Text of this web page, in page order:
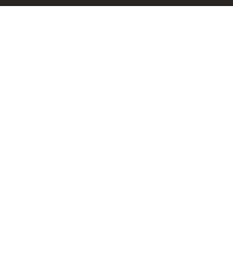
Wuerttemberg